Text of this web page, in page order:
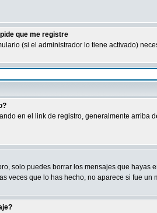
que me registre
(si el administrador lo tiene activado)
en el link de registro, generalmente arriba
solo puedes borrar los mensajes que hayas
veces que lo has hecho, no aparece si fue